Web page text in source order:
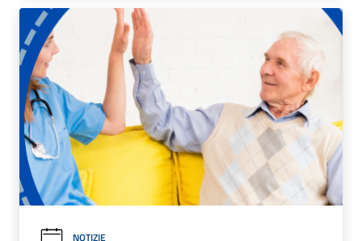
NOTIZIE